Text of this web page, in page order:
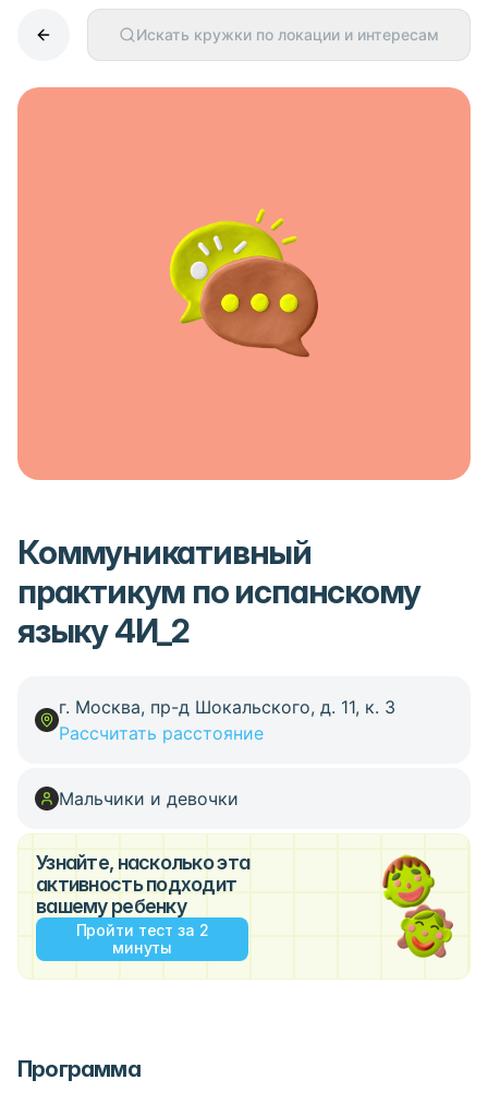
Искать кружки по локации и интересам
Коммуникативный
практикум по испанскому
языку 4И_2
г. Москва, пр-д Шокальского, д. 11, к. 3
Рассчитать расстояние
Мальчики и девочки
Узнайте, насколько эта
активность подходит
вашему ребенку
Пройти тест за 2
минуты
Программа